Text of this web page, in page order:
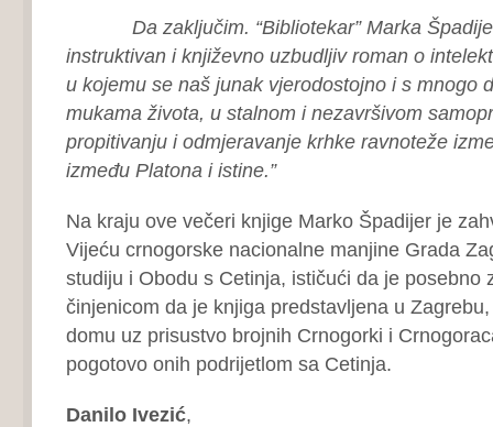
Da zaključim. “Bibliotekar” Marka
instruktivan i književno uzbudljiv roman o
u kojemu se naš junak vjerodostojno i s mnogo
mukama života, u stalnom i nezavršivom
propitivanju i odmjeravanje krhke ravnoteže
između Platona i istine.”
Na kraju ove večeri knjige Marko Špadijer je
Vijeću crnogorske nacionalne manjine Grada
studiju i Obodu s Cetinja, ističući da je posebno
činjenicom da je knjiga predstavljena u
domu uz prisustvo brojnih Crnogorki i
pogotovo onih podrijetlom sa Cetinja.
Danilo Ivezić,